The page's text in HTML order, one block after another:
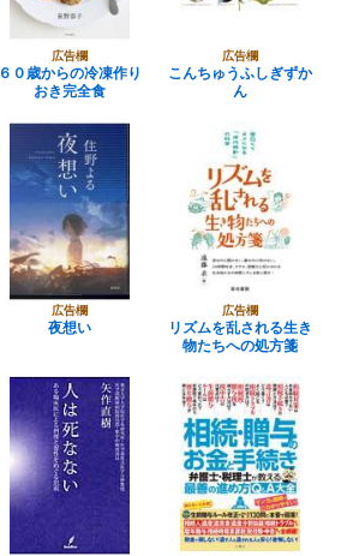
広告欄
６０歳からの冷凍作り
おき完全食
広告欄
こんちゅうふしぎずか
ん
広告欄
夜想い
広告欄
リズムを乱される生き
物たちへの処方箋